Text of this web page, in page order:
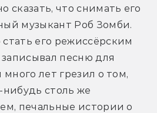
сказать, что снимать его
музыкант Роб Зомби.
его режиссёрским
песню для
много лет грезил о том,
нибудь столь же
печальные истории о